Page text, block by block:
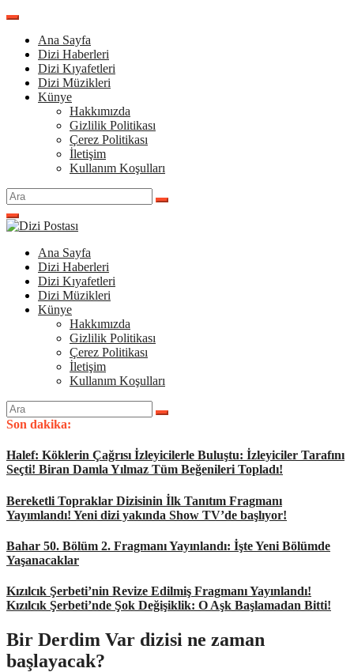
İçeriğe
Ana Sayfa
Dizi Haberleri
Dizi Kıyafetleri
Dizi Müzikleri
Künye
Hakkımızda
Gizlilik Politikası
Çerez Politikası
İletişim
Kullanım Koşulları
Arama
yap:
Ana Sayfa
Dizi Haberleri
Dizi Kıyafetleri
Dizi Müzikleri
Künye
Hakkımızda
Gizlilik Politikası
Çerez Politikası
İletişim
Kullanım Koşulları
Arama
yap:
Son dakika:
Halef: Köklerin Çağrısı İzleyicilerle Buluştu: İzleyiciler Tarafını
Seçti! Biran Damla Yılmaz Tüm Beğenileri Topladı!
Bereketli Topraklar Dizisinin İlk Tanıtım Fragmanı
Yayımlandı! Yeni dizi yakında Show TV’de başlıyor!
Bahar 50. Bölüm 2. Fragmanı Yayınlandı: İşte Yeni Bölümde
Yaşanacaklar
Kızılcık Şerbeti’nin Revize Edilmiş Fragmanı Yayınlandı!
Kızılcık Şerbeti’nde Şok Değişiklik: O Aşk Başlamadan Bitti!
Bir Derdim Var dizisi ne zaman
başlayacak?